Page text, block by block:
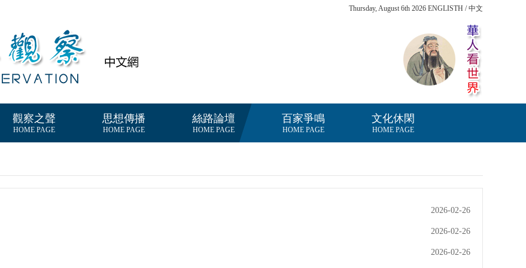
Thursday, August 6th 2026 ENGLISTH / 中文
觀察之聲
HOME PAGE
思想傳播
HOME PAGE
絲路論壇
HOME PAGE
百家爭鳴
HOME PAGE
文化休閑
HOME PAGE
2026-02-26
2026-02-26
2026-02-26